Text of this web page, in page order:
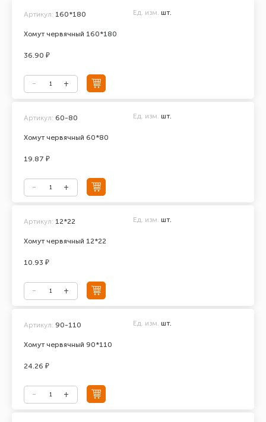
Хомут червячный 160*180
Артикул: 160*180 Ед. изм. шт.
36.90 ₽
Хомут червячный 60*80
Артикул: 60-80 Ед. изм. шт.
19.87 ₽
Хомут червячный 12*22
Артикул: 12*22 Ед. изм. шт.
10.93 ₽
Хомут червячный 90*110
Артикул: 90-110 Ед. изм. шт.
24.26 ₽